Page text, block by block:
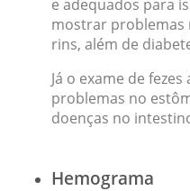
e adequados para
mostrar
rins, além de
Já o exame de
problemas no
doenças no
Hemograma